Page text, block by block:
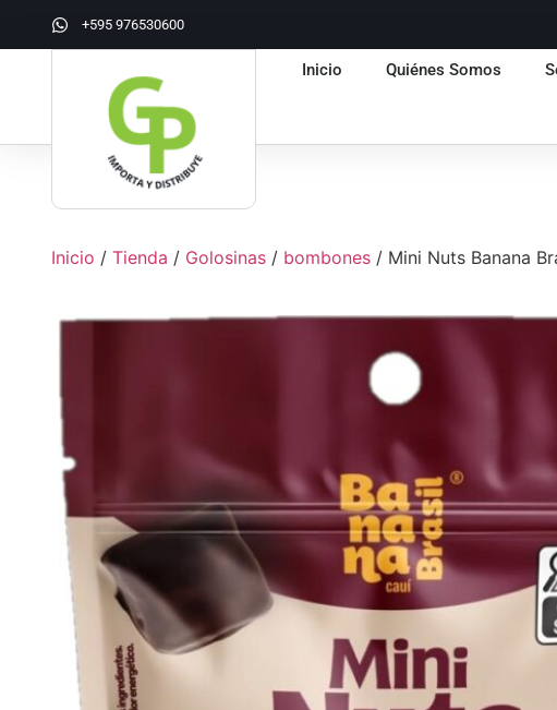
+595 976530600
Inicio Quiénes Somos
Inicio / Tienda / Golosinas / bombones / Mini Nuts Banana